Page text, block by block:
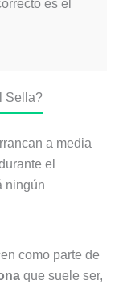
es el
Sella?
a media
el
ningún
como parte de
que suele ser,